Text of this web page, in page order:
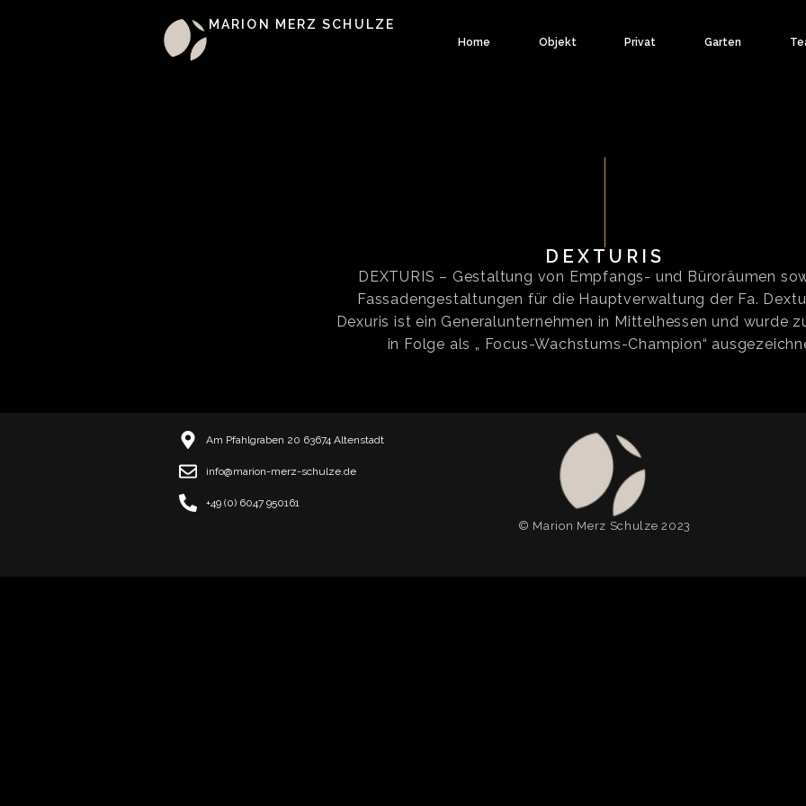
MARION MERZ SCHULZE
Home Objekt Privat Garten
DEXTURIS
DEXTURIS – Gestaltung von Empfangs- und Büroräumen
Fassadengestaltungen für die Hauptverwaltung der Fa.
Dexuris ist ein Generalunternehmen in Mittelhessen und wurde
in Folge als „ Focus-Wachstums-Champion“
Am Pfahlgraben 20 63674 Altenstadt
info@marion-merz-schulze.de
+49 (0) 6047 950161
© Marion Merz Schulze 2023